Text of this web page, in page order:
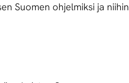
Suomen ohjelmiksi ja niihin